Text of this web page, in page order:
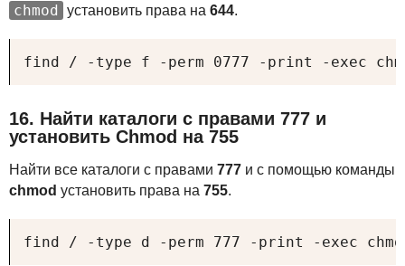
chmod установить права на 644.
find / -type f -perm 0777 -print -exec
16. Найти каталоги с правами 777 и
установить Chmod на 755
Найти все каталоги с правами 777 и с помощью команды
chmod установить права на 755.
find / -type d -perm 777 -print -exec